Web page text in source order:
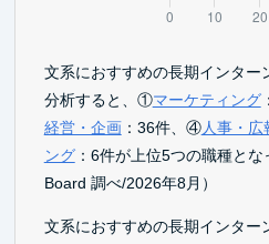
文系におすすめの長期インター
分析すると、①マーケティング
経営・企画：36件、④人事・広
ング：6件が上位5つの職種と
Board 調べ/2026年8月）
文系におすすめの長期インター